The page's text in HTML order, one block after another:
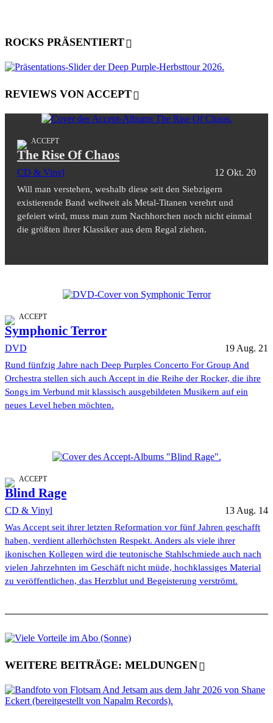
ROCKS PRÄSENTIERT
REVIEWS VON ACCEPT
ACCEPT
The Rise Of Chaos
CD & Vinyl 12 Okt. 20
Will man verstehen, weshalb diese seit den Siebzigern
existierende Band weltweit als Metal-Titanen verehrt und
gefeiert wird, muss man zum Nachhorchen noch nicht einmal
die größten ihrer Klassiker aus dem Regal ziehen.
ACCEPT
Symphonic Terror
DVD 19 Aug. 21
Rund fünfzig Jahre nach Deep Purples Concerto For Group And
Orchestra stellen sich auch Accept in die Reihe der Rocker, die ihre
Songs im Verbund mit klassisch ausgebildeten Musikern auf ein
neues Level heben möchten.
ACCEPT
Blind Rage
CD & Vinyl 13 Aug. 14
Was Accept seit ihrer letzten Reformation vor fünf Jahren geschafft
haben, verdient allerhöchsten Respekt. Anders als viele ihrer
ikonischen Kollegen wird die teutonische Stahlschmiede auch nach
vielen Jahrzehnten im Geschäft nicht müde, hochklassiges Material
zu veröffentlichen, das Herzblut und Begeisterung verströmt.
WEITERE BEITRÄGE: MELDUNGEN